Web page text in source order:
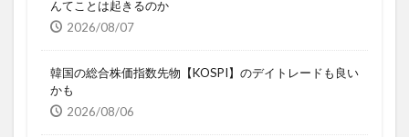
んてことは起きるのか
2026/08/07
韓国の総合株価指数先物【KOSPI】のデイトレードも良い
かも
2026/08/06